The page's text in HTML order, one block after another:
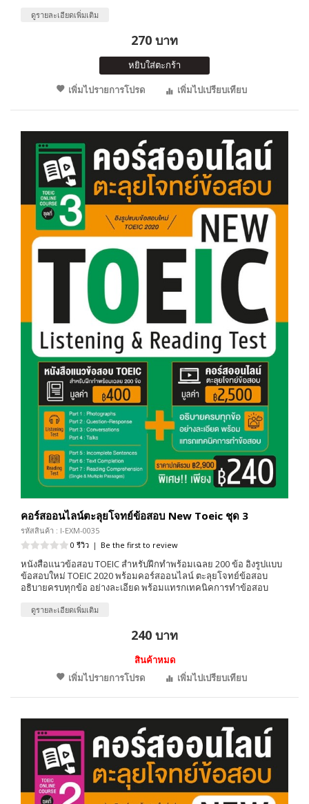
ดูรายละเอียดเพิ่มเติม
270 บาท
หยิบใส่ตะกร้า
เพิ่มไปรายการโปรด
เพิ่มไปเปรียบเทียบ
คอร์สออนไลน์ตะลุยโจทย์ข้อสอบ New Toeic ชุด 3
รหัสสินค้า : I-EXM-0035
0 รีวิว | Be the first to review
หนังสือแนวข้อสอบ TOEIC สำหรับฝึกทำพร้อมเฉลย 200 ข้อ อิงรูปแบบ
ข้อสอบใหม่ TOEIC 2020 พร้อมคอร์สออนไลน์ ตะลุยโจทย์ข้อสอบ
อธิบายครบทุกข้อ อย่างละเอียด พร้อมแทรกเทคนิคการทำข้อสอบ
ดูรายละเอียดเพิ่มเติม
240 บาท
สินค้าหมด
เพิ่มไปรายการโปรด
เพิ่มไปเปรียบเทียบ